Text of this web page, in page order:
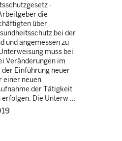
-
die
über
bei der
und angemessen zu
muss bei
Veränderungen im
Einführung neuer
einer neuen
der Tätigkeit
Die Unterw ...